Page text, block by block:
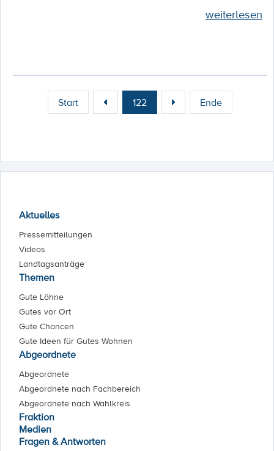
weiterlesen
Start 122 Ende
Aktuelles
Pressemitteilungen
Videos
Landtagsanträge
Themen
Gute Löhne
Gutes vor Ort
Gute Chancen
Gute Ideen für Gutes Wohnen
Abgeordnete
Abgeordnete
Abgeordnete nach Fachbereich
Abgeordnete nach Wahlkreis
Fraktion
Medien
Fragen & Antworten